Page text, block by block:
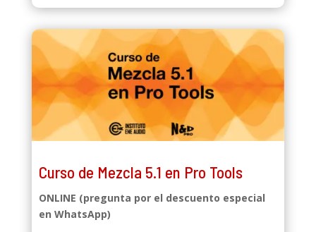
Curso de Mezcla 5.1 en Pro Tools
ONLINE (pregunta por el descuento especial
en WhatsApp)